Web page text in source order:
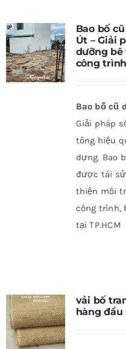
Bao bố
Út – Giải
dưỡng bê
công
Bao bố cũ
Giải pháp
tông hiệu
dựng. Bao
được tái
thiện môi
công trình,
tại TP.HCM
vải bố
hàng đầu